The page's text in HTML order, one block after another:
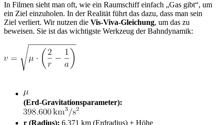
In Filmen sieht man oft, wie ein Raumschiff einfach „Gas gibt“, um
ein Ziel einzuholen. In der Realität führt das dazu, dass man sein
Ziel verliert. Wir nutzen die Vis-Viva-Gleichung, um das zu
beweisen. Sie ist das wichtigste Werkzeug der Bahndynamik:
(Erd-Gravitationsparameter):
r (Radius): 6.371 km (Erdradius) + Höhe